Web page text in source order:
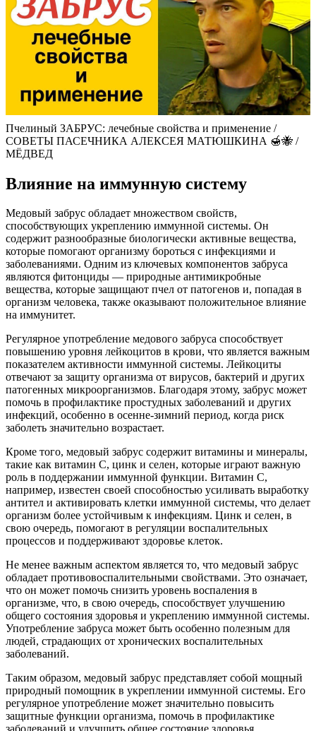
Пчелиный ЗАБРУС: лечебные свойства и применение /
СОВЕТЫ ПАСЕЧНИКА АЛЕКСЕЯ МАТЮШКИНА 🍯🐝 /
МЁДВЕД
Влияние на иммунную систему
Медовый забрус обладает множеством свойств,
способствующих укреплению иммунной системы. Он
содержит разнообразные биологически активные вещества,
которые помогают организму бороться с инфекциями и
заболеваниями. Одним из ключевых компонентов забруса
являются фитонциды — природные антимикробные
вещества, которые защищают пчел от патогенов и, попадая в
организм человека, также оказывают положительное влияние
на иммунитет.
Регулярное употребление медового забруса способствует
повышению уровня лейкоцитов в крови, что является важным
показателем активности иммунной системы. Лейкоциты
отвечают за защиту организма от вирусов, бактерий и других
патогенных микроорганизмов. Благодаря этому, забрус может
помочь в профилактике простудных заболеваний и других
инфекций, особенно в осенне-зимний период, когда риск
заболеть значительно возрастает.
Кроме того, медовый забрус содержит витамины и минералы,
такие как витамин C, цинк и селен, которые играют важную
роль в поддержании иммунной функции. Витамин C,
например, известен своей способностью усиливать выработку
антител и активировать клетки иммунной системы, что делает
организм более устойчивым к инфекциям. Цинк и селен, в
свою очередь, помогают в регуляции воспалительных
процессов и поддерживают здоровье клеток.
Не менее важным аспектом является то, что медовый забрус
обладает противовоспалительными свойствами. Это означает,
что он может помочь снизить уровень воспаления в
организме, что, в свою очередь, способствует улучшению
общего состояния здоровья и укреплению иммунной системы.
Употребление забруса может быть особенно полезным для
людей, страдающих от хронических воспалительных
заболеваний.
Таким образом, медовый забрус представляет собой мощный
природный помощник в укреплении иммунной системы. Его
регулярное употребление может значительно повысить
защитные функции организма, помочь в профилактике